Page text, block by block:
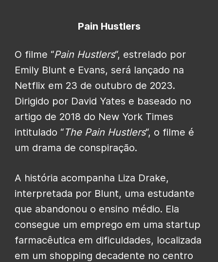
Pain Hustlers
O filme “Pain Hustlers“, estrelado por
Emily Blunt e Evans, será lançado na
Netflix em 23 de outubro de 2023.
Dirigido por David Yates e baseado no
artigo de 2018 do New York Times
intitulado “The Pain Hustlers“, o filme é
um drama de conspiração.
A história acompanha Liza Drake,
interpretada por Blunt, uma estudante
que abandonou o ensino médio. Ela
consegue um emprego em uma startup
farmacêutica em dificuldades, localizada
em um shopping decadente no centro